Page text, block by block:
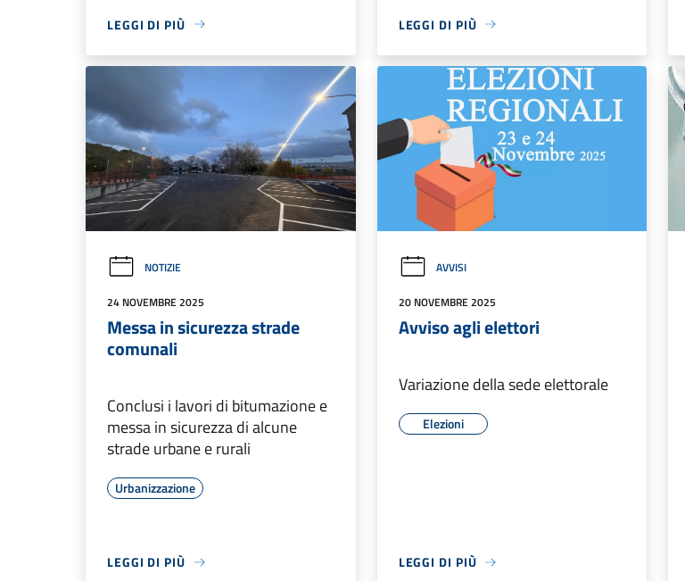
LEGGI DI PIÙ LEGGI DI PIÙ
NOTIZIE
24 NOVEMBRE 2025
Messa in sicurezza strade
comunali
Conclusi i lavori di bitumazione e
messa in sicurezza di alcune
strade urbane e rurali
Urbanizzazione
LEGGI DI PIÙ
AVVISI
20 NOVEMBRE 2025
Avviso agli elettori
Variazione della sede elettorale
Elezioni
LEGGI DI PIÙ